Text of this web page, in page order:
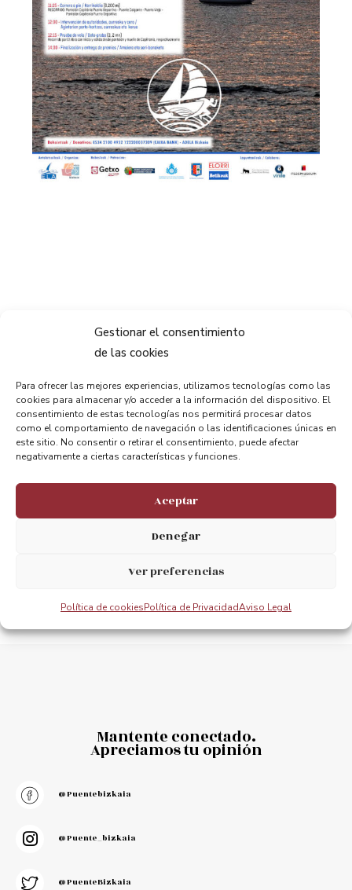
Gestionar el consentimiento
de las cookies
Para ofrecer las mejores experiencias, utilizamos tecnologías como las
cookies para almacenar y/o acceder a la información del dispositivo. El
consentimiento de estas tecnologías nos permitirá procesar datos
como el comportamiento de navegación o las identificaciones únicas en
este sitio. No consentir o retirar el consentimiento, puede afectar
negativamente a ciertas características y funciones.
Aceptar
Denegar
Ver preferencias
Política de cookiesPolítica de PrivacidadAviso Legal
Compartir:
Puente de poesía
Mantente conectado.
Apreciamos tu opinión
@puentebizkaia
@puente_bizkaia
@PuenteBizkaia